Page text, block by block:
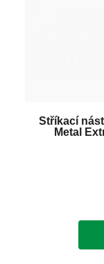
Stříkací
Metal